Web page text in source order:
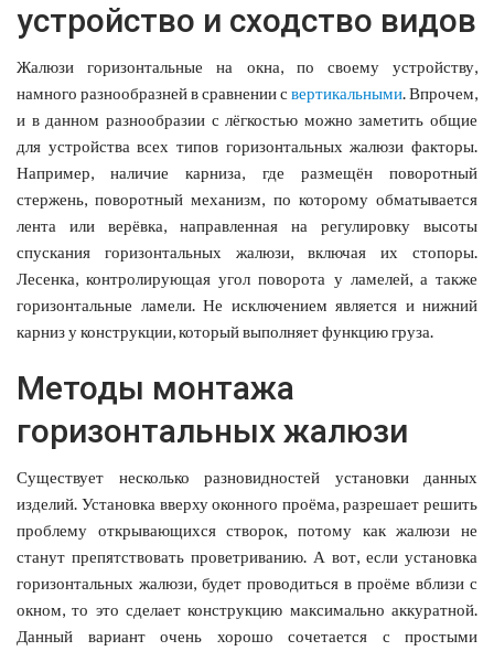
устройство и сходство видов
Жалюзи горизонтальные на окна, по своему устройству,
намного разнообразней в сравнении с вертикальными. Впрочем,
и в данном разнообразии с лёгкостью можно заметить общие
для устройства всех типов горизонтальных жалюзи факторы.
Например, наличие карниза, где размещён поворотный
стержень, поворотный механизм, по которому обматывается
лента или верёвка, направленная на регулировку высоты
спускания горизонтальных жалюзи, включая их стопоры.
Лесенка, контролирующая угол поворота у ламелей, а также
горизонтальные ламели. Не исключением является и нижний
карниз у конструкции, который выполняет функцию груза.
Методы монтажа
горизонтальных жалюзи
Существует несколько разновидностей установки данных
изделий. Установка вверху оконного проёма, разрешает решить
проблему открывающихся створок, потому как жалюзи не
станут препятствовать проветриванию. А вот, если установка
горизонтальных жалюзи, будет проводиться в проёме вблизи с
окном, то это сделает конструкцию максимально аккуратной.
Данный вариант очень хорошо сочетается с простыми